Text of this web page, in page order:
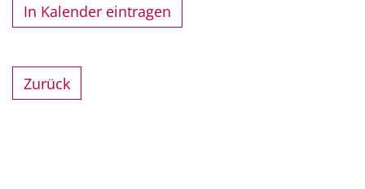
In Kalender eintragen
Zurück